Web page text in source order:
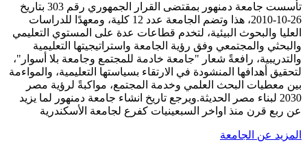
تأسست جامعة دمنهور بمقتضى القرار الجمهوري رقم 303 بتاريخ
26-10-2010، هذا وتضم الجامعة عدد 12 كلية، ومعهدًا للدراسات
العليا والبحوث البيئية، لتخدم قطاعات عدة على المستوي التعليمي
والبحثي والمجتمعي وفق رؤية الجامعة واستراتيجيتها التعليمية
والتدريبية، رافعةً شعار "جامعة خادمة للمجتمع وجامعة بلا أسوار"،
لتحقيق أهدافها المنشودة في الارتقاء بسياستها التعليمية، والمواءمة
بين معطيات البحث العلمي وخدمة المجتمع، مواكبةً لرؤية مصر
2030 لبناء مصر الحديثة.ويرجع تاريخ انشاء جامعة دمنهور لما يزيد
عن ربع قرن منذ اواخر السبعينيات كفرع لجامعة الأسكندرية
المزيد عن الجامعة